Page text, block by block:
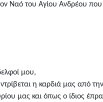
Ναό του Αγίου Ανδρέου
μου,
η καρδιά μας από
μας και όπως ο ίδιος